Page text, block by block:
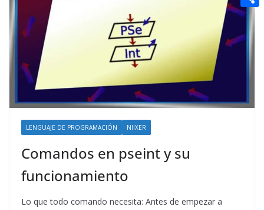
LENGUAJE DE PROGRAMACIÓN NIIXER
Comandos en pseint y su
funcionamiento
Lo que todo comando necesita: Antes de empezar a
n
g
e
e
r
e
r
a
l
e
d
C
o
r